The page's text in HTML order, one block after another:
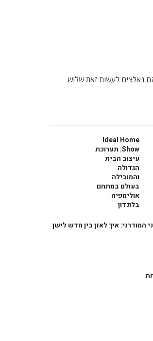
נאלצים לעשות זאת שלוש
Ideal Home
Show: תערוכת
עיצוב הבית
הגדולה
והמובילה
בעולם במתחם
אולימפיה
בלונדון
המודרני: איך לאזן בין חדש לישן